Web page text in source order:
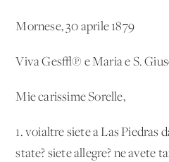
Mornese, 30 aprile 1879
Viva Ges√π e Maria e S.
Mie carissime Sorelle,
1. voialtre siete a Las Piedras
state? siete allegre? ne avete